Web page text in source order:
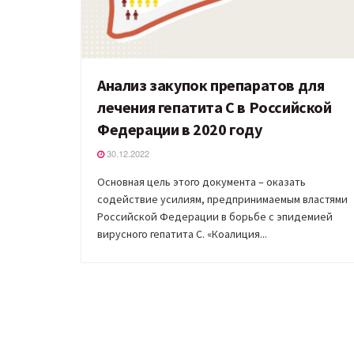
Анализ закупок препаратов для
лечения гепатита С в Российской
Федерации в 2020 году
30.12.2022
Основная цель этого документа – оказать
содействие усилиям, предпринимаемым властями
Российской Федерации в борьбе с эпидемией
вирусного гепатита С. «Коалиция...